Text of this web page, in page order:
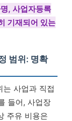
, 사업자등록
기재되어 있는
범위: 명확
는 사업과 직접
들어, 사업장
주유 비용은